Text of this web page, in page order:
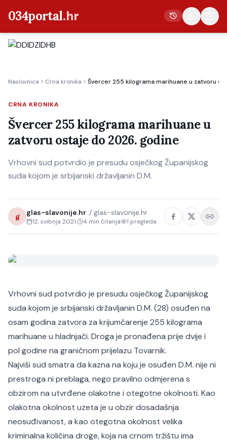
034portal.hr
Crna kronika
Poljoprivreda
Politika
Gospodarstvo
Kultura
Naslovnica Crna kronika Švercer 255 kilograma marihuane u zatvoru
CRNA KRONIKA
Švercer 255 kilograma marihuane u
zatvoru ostaje do 2026. godine
Vrhovni sud potvrdio je presudu osječkog Županijskog
suda kojom je srbijanski državljanin D.M.
g glas-slavonije.hr / glas-slavonije.hr
12. svibnja 2021. 4 min čitanja 1 pregleda
Vrhovni sud potvrdio je presudu osječkog Županijskog
suda kojom je srbijanski državljanin D.M. (28) osuđen na
osam godina zatvora za krijumčarenje 255 kilograma
marihuane u hladnjači. Droga je pronađena prije dvije i
pol godine na graničnom prijelazu Tovarnik.
Najviši sud smatra da kazna na koju je osuđen D.M. nije ni
prestroga ni preblaga, nego pravilno odmjerena s
obzirom na utvrđene olakotne i otegotne okolnosti. Kao
olakotna okolnost uzeta je u obzir dosadašnja
neosuđivanost, a kao otegotna okolnost velika
kriminalna količina droge, koja na crnom tržištu ima